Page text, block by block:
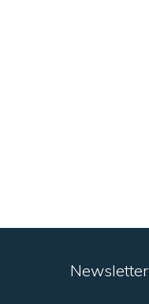
Newsletter